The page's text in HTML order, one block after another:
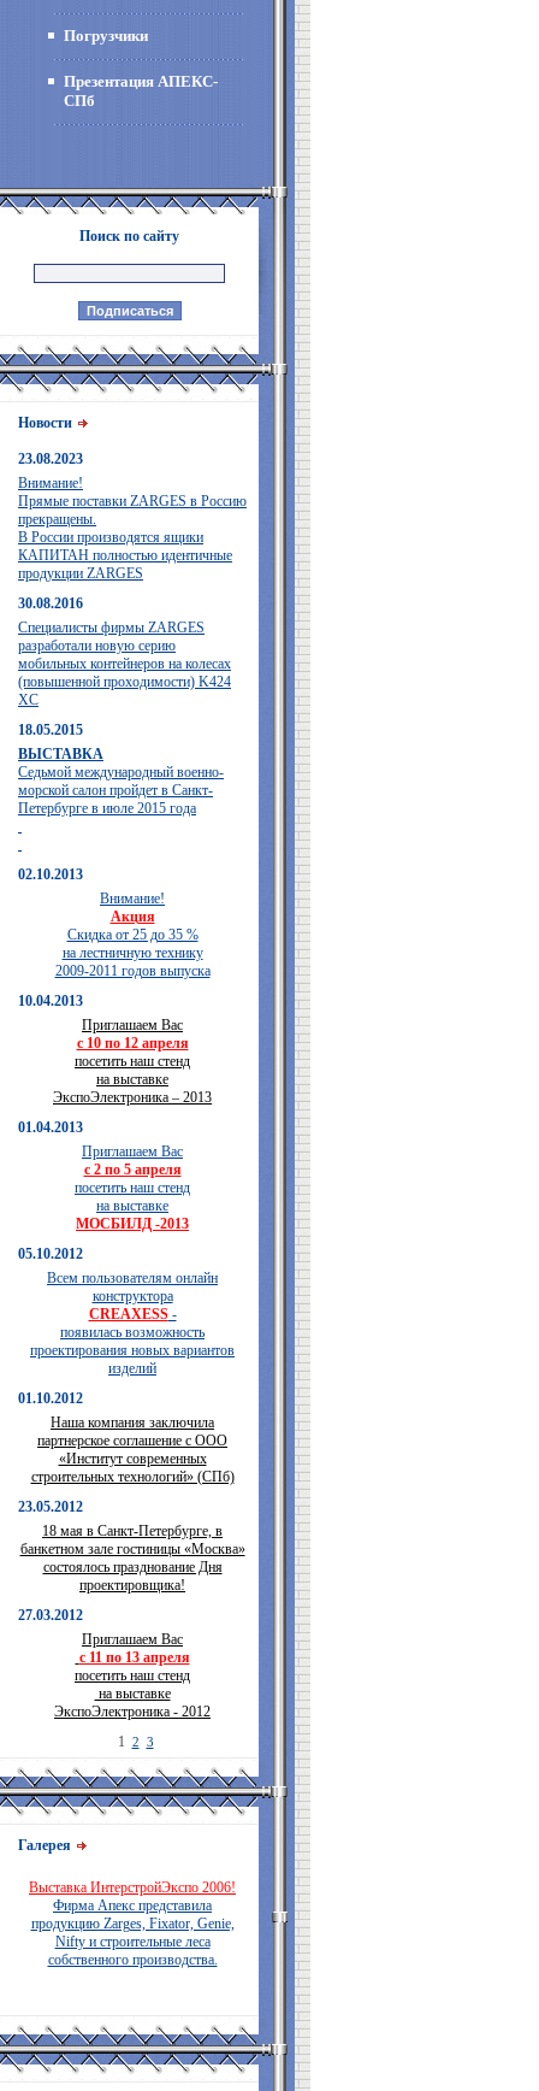
Погрузчики
Презентация АПЕКС-
СПб
Поиск по сайту
Новости
23.08.2023
Внимание!
Прямые поставки ZARGES в Россию
прекращены.
В России производятся ящики
КАПИТАН полностью идентичные
продукции ZARGES
30.08.2016
Специалисты фирмы ZARGES
разработали новую серию
мобильных контейнеров на колесах
(повышенной проходимости) K424
XC
18.05.2015
ВЫСТАВКА
Седьмой международный военно-
морской салон пройдет в Санкт-
Петербурге в июле 2015 года
02.10.2013
Внимание!
Акция
Скидка от 25 до 35 %
на лестничную технику
2009-2011 годов выпуска
10.04.2013
Приглашаем Вас
с 10 по 12 апреля
посетить наш стенд
на выставке
ЭкспоЭлектроника – 2013
01.04.2013
Приглашаем Вас
с 2 по 5 апреля
посетить наш стенд
на выставке
МОСБИЛД -2013
05.10.2012
Всем пользователям онлайн
конструктора
CREAXESS-
появилась возможность
проектирования новых вариантов
изделий
01.10.2012
Наша компания заключила
партнерское соглашение с ООО
«Институт современных
строительных технологий» (СПб)
23.05.2012
18 мая в Санкт-Петербурге, в
банкетном зале гостиницы «Москва»
состоялось празднование Дня
проектировщика!
27.03.2012
Приглашаем Вас
с 11 по 13 апреля
посетить наш стенд
на выставке
ЭкспоЭлектроника - 2012
1 2 3
Галерея
Выставка ИнтерстройЭкспо 2006!
Фирма Апекс представила
продукцию Zarges, Fixator, Genie,
Nifty и строительные леса
собственного производства.